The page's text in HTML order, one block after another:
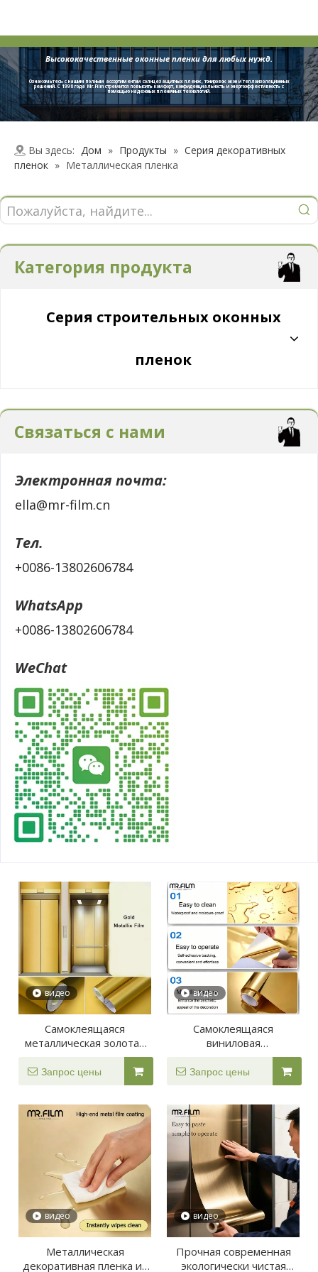
Высококачественные оконные пленки для любых нужд.
Ознакомьтесь с нашим полным ассортиментом солнцезащитных пленок, тонировок окон и теплоизоляционных
решений. С 1998 года Mr.Film стремится повысить комфорт, конфиденциальность и энергоэффективность с
помощью надежных пленочных технологий.
Вы здесь: Дом » Продукты » Серия декоративных
пленок » Металлическая пленка
Категория продукта
Серия строительных оконных
пленок
Связаться с нами
Электронная почта:
ella@mr-film.cn
Тел.
+0086-13802606784
WhatsApp
+0086-13802606784
WeChat
видео
Самоклеящаяся
металлическая золотая
виниловая декоративная
пленка для украшения
Запрос цены
видео
Самоклеящаяся
виниловая
металлизированная
пленка золотого и
серебряного цвета
Запрос цены
видео
Металлическая
декоративная пленка из
видео
Прочная современная
экологически чистая